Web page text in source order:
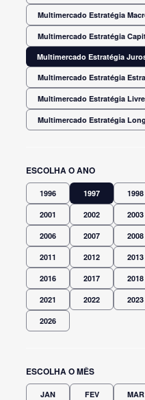
Multimercado Estratégia
Multimercado Estratégia
Multimercado Estratégia
Multimercado Estratégia
Multimercado Estratégia Livre
Multimercado Estratégia
ESCOLHA O ANO
1996 1997 1998
2001 2002 2003
2006 2007 2008
2011 2012 2013
2016 2017 2018
2021 2022 2023
2026
ESCOLHA O MÊS
JAN FEV MAR